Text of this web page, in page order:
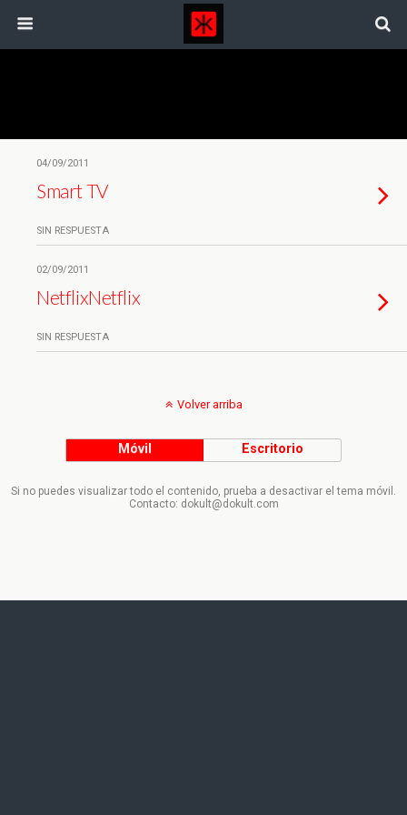
04/09/2011
Smart TV
SIN RESPUESTA
02/09/2011
NetflixNetflix
SIN RESPUESTA
Volver arriba
Móvil Escritorio
Si no puedes visualizar todo el contenido, prueba a desactivar el tema móvil.
Contacto: dokult@dokult.com